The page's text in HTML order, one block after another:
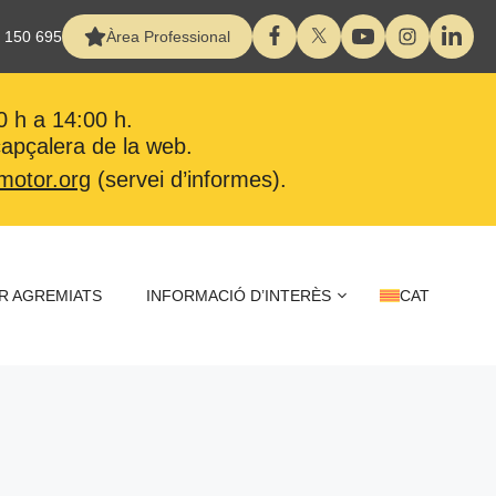
150 695 Àrea Professional
h a 14:00 h.
de la web.
(servei d’informes).
AGREMIATS INFORMACIÓ D’INTERÈS CAT